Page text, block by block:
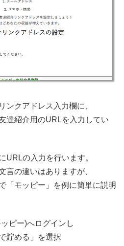
ンクアドレス入力欄に、
達紹介用のURLを入力してい
URLの入力を行います。
言の違いはありますが、
「モッピー」を例に簡単に説明
ピー)へログインし
貯める」を選択